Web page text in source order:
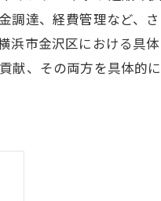
調達、経費管理など、
浜市金沢区における具
献、その両方を具体的